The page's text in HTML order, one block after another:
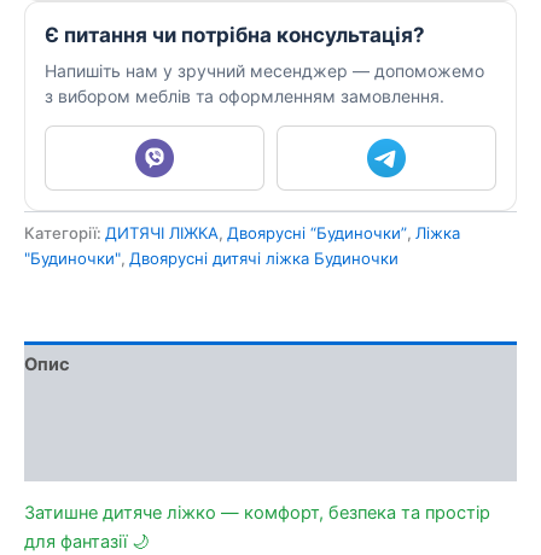
Є питання чи потрібна консультація?
Напишіть нам у зручний месенджер — допоможемо
з вибором меблів та оформленням замовлення.
Категорії: ДИТЯЧІ ЛІЖКА, Двоярусні “Будиночки”, Ліжка
"Будиночки", Двоярусні дитячі ліжка Будиночки
Опис
Затишне дитяче ліжко — комфорт, безпека та простір
для фантазії 🌙